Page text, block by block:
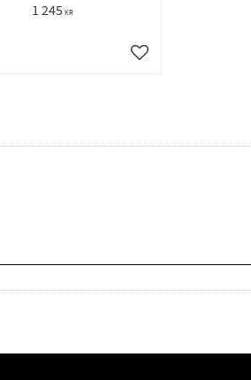
1 245 KR
Lägg till i favoriter